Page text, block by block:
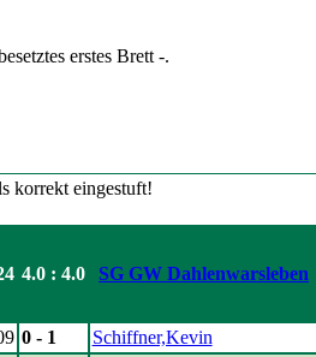
erstes Brett -.
4.0 : 4.0 SG GW Dahlenwarsleben
0 - 1 Schiffner,Kevin